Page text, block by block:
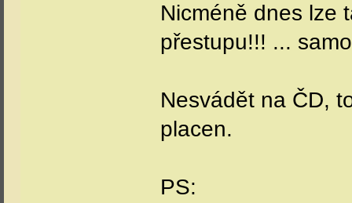
Nicméně dnes lze
přestupu!!! ...
Nesvádět na ČD,
placen.
PS: